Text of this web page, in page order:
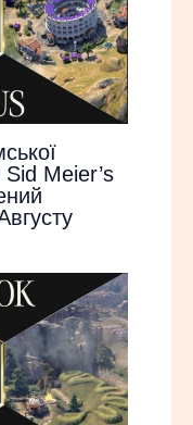
Sid Meier’s